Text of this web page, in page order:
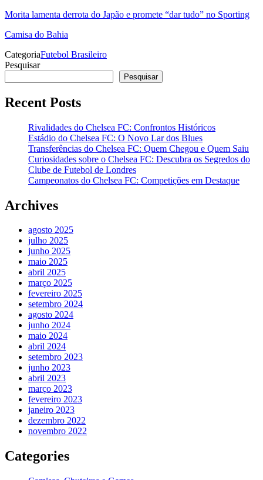
Morita lamenta derrota do Japão e promete “dar tudo” no Sporting
Camisa do Bahia
CategoriaFutebol Brasileiro
Pesquisar
Pesquisar
Recent Posts
Rivalidades do Chelsea FC: Confrontos Históricos
Estádio do Chelsea FC: O Novo Lar dos Blues
Transferências do Chelsea FC: Quem Chegou e Quem Saiu
Curiosidades sobre o Chelsea FC: Descubra os Segredos do
Clube de Futebol de Londres
Campeonatos do Chelsea FC: Competições em Destaque
Archives
agosto 2025
julho 2025
junho 2025
maio 2025
abril 2025
março 2025
fevereiro 2025
setembro 2024
agosto 2024
junho 2024
maio 2024
abril 2024
setembro 2023
junho 2023
abril 2023
março 2023
fevereiro 2023
janeiro 2023
dezembro 2022
novembro 2022
Categories